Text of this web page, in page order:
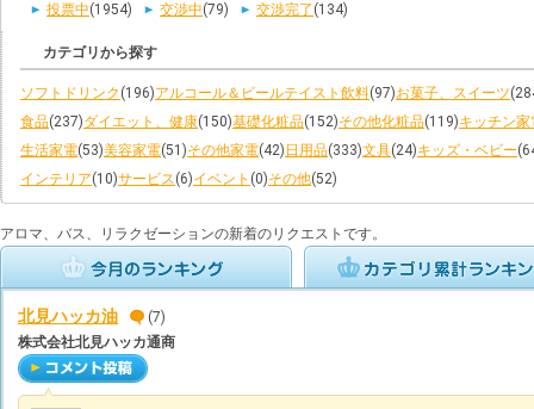
投票中(1954) 交渉中(79) 交渉完了 (134)
カテゴリから探す
ソフトドリンク (196)アルコール＆ビールテイスト飲料(97)お菓子、スイーツ
食品(237)ダイエット、健康(150)基礎化粧品(152)その他化粧品(119)キッチン家
生活家電(53)美容家電(51)その他家電(42) 日用品(333)文具(24)キッズ・ベビー
インテリア(10)サービス(6)イベント (0)その他(52)
アロマ、バス、リラクゼーションの新着のリクエストです。
北見ハッカ油
(7)
株式会社北見ハッカ通商